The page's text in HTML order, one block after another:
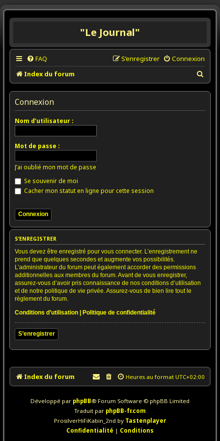
"Le Journal"
FAQ Connexion
S’enregistrer
Index du forum
e
h
Connexion
Nom d’utilisateur :
Mot de passe :
J’ai oublié mon mot de passe
Se souvenir de moi
Cacher mon statut en ligne pour cette session
S’ENREGISTRER
Vous devez être enregistré pour vous connecter. L’enregistrement ne
prend que quelques secondes et augmente vos possibilités.
L’administrateur du forum peut également accorder des permissions
additionnelles aux membres du forum. Avant de vous enregistrer,
assurez-vous d’avoir pris connaissance de nos conditions d’utilisation
et de notre politique de vie privée. Assurez-vous de bien lire tout le
règlement du forum.
Conditions d’utilisation | Politique de confidentialité
S’enregistrer
Index du forum Heures au format UTC+02:00
Développé par phpBB® Forum Software © phpBB Limited
Traduit par phpBB-fr.com
ProsilverHiFiKabin_2nd by Tastenplayer
Confidentialité | Conditions